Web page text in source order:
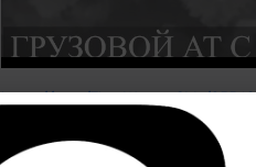
https://t.me/The_Wrong_Side/25540